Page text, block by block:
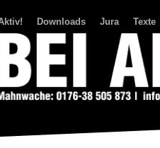
Downloads Jura Texte